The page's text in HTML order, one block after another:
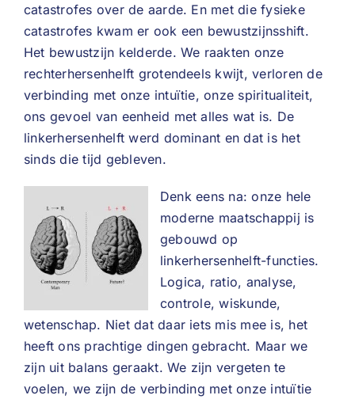
catastrofes over de aarde. En met die fysieke
catastrofes kwam er ook een bewustzijnsshift.
Het bewustzijn kelderde. We raakten onze
rechterhersenhelft grotendeels kwijt, verloren de
verbinding met onze intuïtie, onze spiritualiteit,
ons gevoel van eenheid met alles wat is. De
linkerhersenhelft werd dominant en dat is het
sinds die tijd gebleven.
Denk eens na: onze hele
moderne maatschappij is
gebouwd op
linkerhersenhelft-functies.
Logica, ratio, analyse,
controle, wiskunde,
wetenschap. Niet dat daar iets mis mee is, het
heeft ons prachtige dingen gebracht. Maar we
zijn uit balans geraakt. We zijn vergeten te
voelen, we zijn de verbinding met onze intuïtie